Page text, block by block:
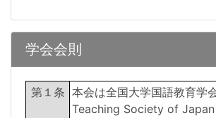
学会会則
第１条 本会は全国大学国語教育学
Teaching Society of Japan